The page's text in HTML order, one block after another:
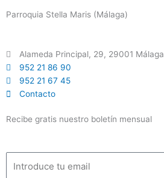
Parroquia Stella Maris (Málaga)
Alameda Principal, 29, 29001 Málaga
952 21 86 90
952 21 67 45
Contacto
Recibe gratis nuestro boletín mensual